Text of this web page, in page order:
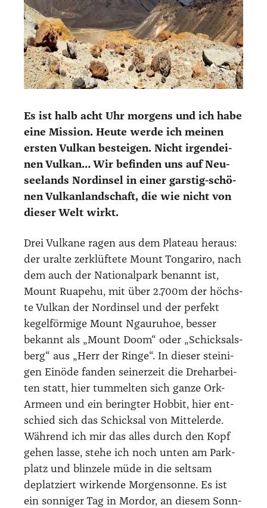
Es ist halb acht Uhr mor­gens und ich habe
eine Mis­si­on. Heu­te wer­de ich mei­nen
ers­ten Vul­kan bestei­gen. Nicht irgend­ei­
nen Vul­kan… Wir befin­den uns auf Neu­
see­lands Nord­in­sel in einer gars­tig-schö­
nen Vul­kan­land­schaft, die wie nicht von
die­ser Welt wirkt.
Drei Vul­ka­ne ragen aus dem Pla­teau her­aus:
der uralte zer­klüf­te­te Mount Ton­ga­ri­ro, nach
dem auch der Natio­nal­park benannt ist,
Mount Rua­pe­hu, mit über 2.700m der höchs­
te Vul­kan der Nord­in­sel und der per­fekt
kegel­för­mi­ge Mount Ngau­ru­hoe, bes­ser
bekannt als „Mount Doom“ oder „Schick­sals­
berg“ aus „Herr der Rin­ge“. In die­ser stei­ni­
gen Ein­öde fan­den sei­ner­zeit die Dreh­ar­bei­
ten statt, hier tum­mel­ten sich gan­ze Ork-
Armeen und ein bering­ter Hob­bit, hier ent­
schied sich das Schick­sal von Mit­tel­er­de.
Wäh­rend ich mir das alles durch den Kopf
gehen las­se, ste­he ich noch unten am Park­
platz und blin­ze­le müde in die selt­sam
deplat­ziert wir­ken­de Mor­gen­son­ne. Es ist
ein son­ni­ger Tag in Mordor, an die­sem Sonn­